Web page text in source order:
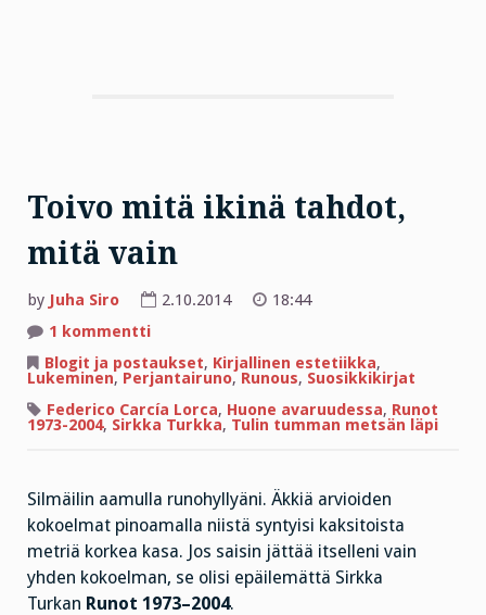
Toivo mitä ikinä tahdot,
mitä vain
by Juha Siro 2.10.2014
18:44
1 kommenttiartikkeliin
mitä
ikinä
tahdot,
mitä
vain
Blogit ja postaukset, Kirjallinen estetiikka,
Lukeminen, Perjantairuno, Runous, Suosikkikirjat
Federico Carcía Lorca, Huone avaruudessa, Runot
1973-2004, Sirkka Turkka, Tulin tumman metsän läpi
Silmäilin aamulla runohyllyäni. Äkkiä arvioiden
kokoelmat pinoamalla niistä syntyisi kaksitoista
metriä korkea kasa. Jos saisin jättää itselleni vain
yhden kokoelman, se olisi epäilemättä Sirkka
Turkan Runot 1973–2004.